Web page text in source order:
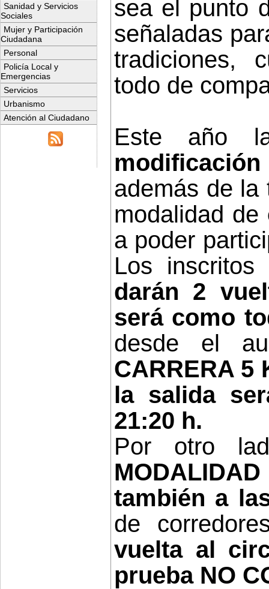
Sanidad y Servicios
Sociales
Mujer y Participación
Ciudadana
Personal
Policía Local y
Emergencias
Servicios
Urbanismo
Atención al Ciudadano
sea el punto
señaladas
tradiciones,
todo de
Este año
además de
modalidad de
a poder
Los
darán 2
será como
desde el
CARRERA 5
la salida
21:20 h.
Por otro
también a
de
vuelta al
prueba NO